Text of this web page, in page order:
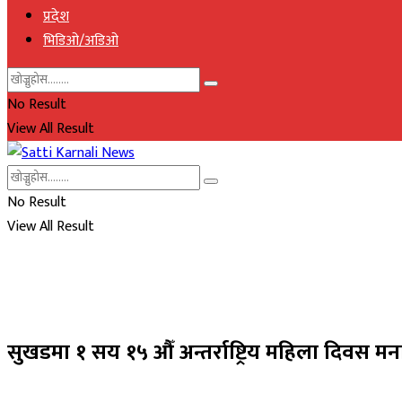
प्रदेश
भिडिओ/अडिओ
No Result
View All Result
No Result
View All Result
सुखडमा १ सय १५ औँ अन्तर्राष्ट्रिय महिला दिवस